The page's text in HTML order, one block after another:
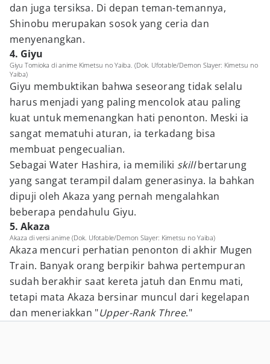
dan juga tersiksa. Di depan teman-temannya,
Shinobu merupakan sosok yang ceria dan
menyenangkan.
4. Giyu
Giyu Tomioka di anime Kimetsu no Yaiba. (Dok. Ufotable/Demon Slayer: Kimetsu no
Yaiba)
Giyu membuktikan bahwa seseorang tidak selalu
harus menjadi yang paling mencolok atau paling
kuat untuk memenangkan hati penonton. Meski ia
sangat mematuhi aturan, ia terkadang bisa
membuat pengecualian.
Sebagai Water Hashira, ia memiliki skillbertarung
yang sangat terampil dalam generasinya. Ia bahkan
dipuji oleh Akaza yang pernah mengalahkan
beberapa pendahulu Giyu.
5. Akaza
Akaza di versi anime (Dok. Ufotable/Demon Slayer: Kimetsu no Yaiba)
Akaza mencuri perhatian penonton di akhir Mugen
Train. Banyak orang berpikir bahwa pertempuran
sudah berakhir saat kereta jatuh dan Enmu mati,
tetapi mata Akaza bersinar muncul dari kegelapan
dan meneriakkan "Upper-Rank Three."